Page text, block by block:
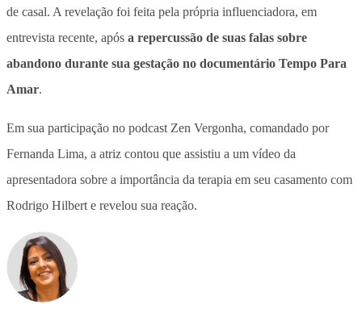
de casal. A revelação foi feita pela própria influenciadora, em
entrevista recente, após a repercussão de suas falas sobre
abandono durante sua gestação no documentário Tempo Para
Amar.
Em sua participação no podcast Zen Vergonha, comandado por
Fernanda Lima, a atriz contou que assistiu a um vídeo da
apresentadora sobre a importância da terapia em seu casamento com
Rodrigo Hilbert e revelou sua reação.